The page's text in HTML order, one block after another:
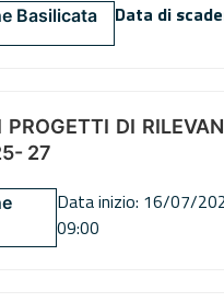
Basilicata Data di
DI
27
Data inizio: 16/07/
09:00